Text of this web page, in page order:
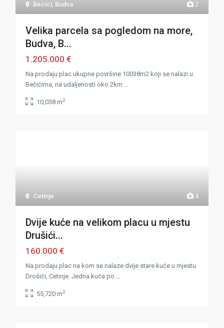
2
Becici, Budva
Velika parcela sa pogledom na more,
Budva, B...
1.205.000 €
Na prodaju plac ukupne površine 10038m2 koji se nalazi u
Bečićima, na udaljenosti oko 2km ...
10,038 m2
4
Cetinje
Dvije kuće na velikom placu u mjestu
Drušići...
160.000 €
Na prodaju plac na kom se nalaze dvije stare kuće u mjestu
Drošići, Cetinje. Jedna kuća po ...
55,720 m2